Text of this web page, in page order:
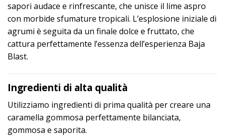
sapori audace e rinfrescante, che unisce il lime aspro
con morbide sfumature tropicali. L’esplosione iniziale di
agrumi è seguita da un finale dolce e fruttato, che
cattura perfettamente l’essenza dell’esperienza Baja
Blast.
Ingredienti di alta qualità
Utilizziamo ingredienti di prima qualità per creare una
caramella gommosa perfettamente bilanciata,
gommosa e saporita.